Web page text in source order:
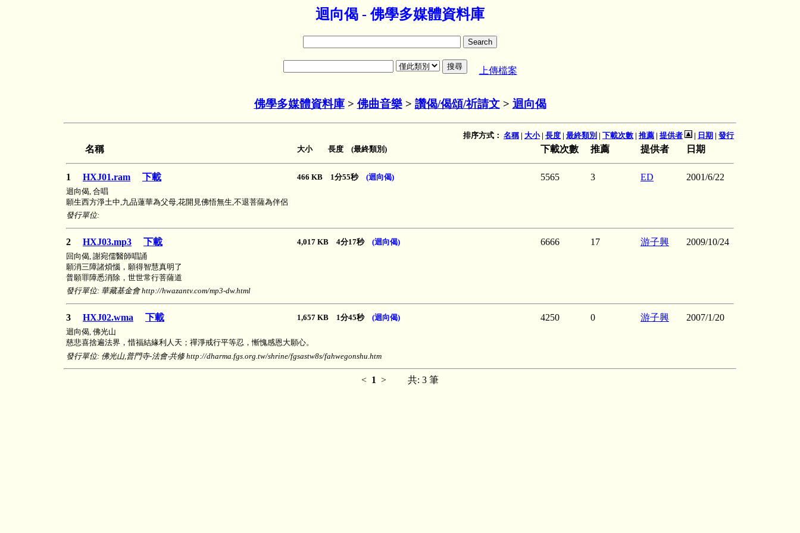
迴向偈 - 佛學多媒體資料庫
上傳檔案
佛學多媒體資料庫> 佛曲音樂> 讚偈/偈頌/祈請文> 迴向偈
排序方式： 名稱| 大小| 長度 | 最終類別 | 下載次數 | 推薦 | 提供者 | 日期 | 發行
名稱 大小 長度 (最終類別) 下載次數 推薦 提供者 日期
1 HXJ01.ram 下載 466 KB 1分55秒 (迴向偈) 5565 3 ED 2001/6/22
迴向偈, 合唱
願生西方淨土中,九品蓮華為父母,花開見佛悟無生,不退菩薩為伴侶
發行單位:
2 HXJ03.mp3 下載 4,017 KB 4分17秒 (迴向偈) 6666 17 游子興 2009/10/24
回向偈, 謝宛儒醫師唱誦
願消三障諸煩惱，願得智慧真明了
普願罪障悉消除，世世常行菩薩道
發行單位: 華藏基金會 http://hwazantv.com/mp3-dw.html
3 HXJ02.wma 下載 1,657 KB 1分45秒 (迴向偈) 4250 0 游子興 2007/1/20
迴向偈, 佛光山
慈悲喜捨遍法界，惜福結緣利人天；禪淨戒行平等忍，慚愧感恩大願心。
發行單位: 佛光山,普門寺-法會‧共修 http://dharma.fgs.org.tw/shrine/fgsastw8s/fahwegonshu.htm
< 1 > 共: 3 筆